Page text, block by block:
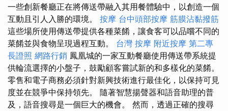
一些創新餐廳正在將傳送帶融入其用餐體驗中，以創造一個
互動且引人入勝的環境。 按摩 台中頭部按摩 筋膜沾黏撥筋
這些場所使用傳送帶提供各種菜餚，讓食客可以品嚐不同的
菜餚並與食物呈現過程互動。 台灣 按摩 附近按摩 第二專
長證照 網路行銷 鳳凰城的一家互動餐廳使用傳送帶系統提
供輪流選擇的小盤子，鼓勵顧客嘗試新的和多樣化的菜餚。
零售和電子商務必須針對新興技術進行最佳化，以保持可見
度並在競爭中保持領先。 隨著智慧揚聲器和語音助理的普
及，語音搜尋是一個巨大的機會。 然而，透過正確的搜尋